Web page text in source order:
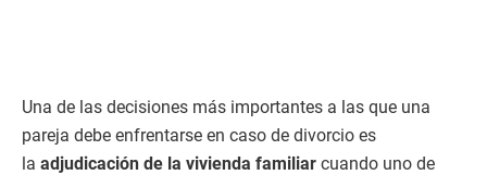
Una de las decisiones más importantes a las que una
pareja debe enfrentarse en caso de divorcio es
la adjudicación de la vivienda familiar cuando uno de